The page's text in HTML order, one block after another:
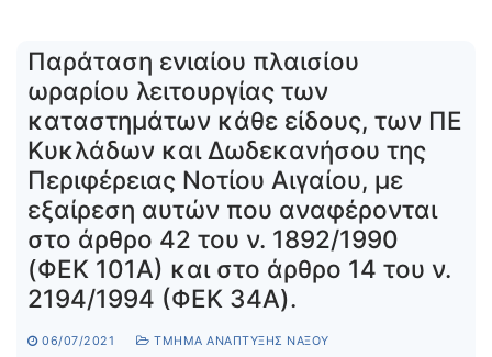
Παράταση ενιαίου πλαισίου
ωραρίου λειτουργίας των
καταστημάτων κάθε είδους, των ΠΕ
Κυκλάδων και Δωδεκανήσου της
Περιφέρειας Νοτίου Αιγαίου, με
εξαίρεση αυτών που αναφέρονται
στο άρθρο 42 του ν. 1892/1990
(ΦΕΚ 101Α) και στο άρθρο 14 του ν.
2194/1994 (ΦΕΚ 34A).
06/07/2021 ΤΜΉΜΑ ΑΝΆΠΤΥΞΗΣ ΝΆΞΟΥ